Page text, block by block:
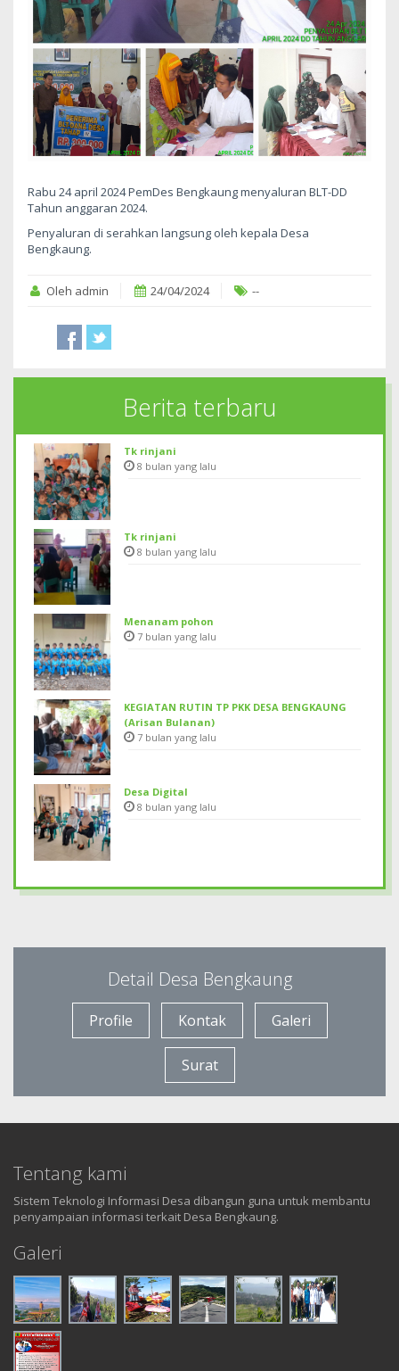
Rabu 24 april 2024 PemDes Bengkaung menyaluran BLT-DD
Tahun anggaran 2024.
Penyaluran di serahkan langsung oleh kepala Desa
Bengkaung.
Oleh admin 24/04/2024 --
Berita terbaru
Tk rinjani
8 bulan yang lalu
Tk rinjani
8 bulan yang lalu
Menanam pohon
7 bulan yang lalu
KEGIATAN RUTIN TP PKK DESA BENGKAUNG
(Arisan Bulanan)
7 bulan yang lalu
Desa Digital
8 bulan yang lalu
Detail Desa Bengkaung
Profile Kontak Galeri
Surat
Tentang kami
Sistem Teknologi Informasi Desa dibangun guna untuk membantu
penyampaian informasi terkait Desa Bengkaung.
Galeri